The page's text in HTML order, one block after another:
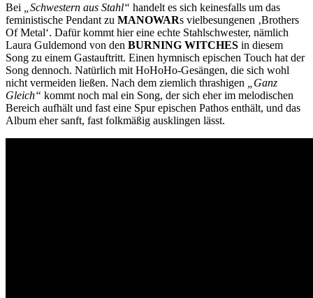
Bei „Schwestern aus Stahl“ handelt es sich keinesfalls um das
feministische Pendant zu MANOWARs vielbesungenen ‚Brothers
Of Metal‘. Dafür kommt hier eine echte Stahlschwester, nämlich
Laura Guldemond von den BURNING WITCHES in diesem
Song zu einem Gastauftritt. Einen hymnisch epischen Touch hat der
Song dennoch. Natürlich mit HoHoHo-Gesängen, die sich wohl
nicht vermeiden ließen. Nach dem ziemlich thrashigen
„Ganz
Gleich“ kommt noch mal ein Song, der sich eher im melodischen
Bereich aufhält und fast eine Spur epischen Pathos enthält, und das
Album eher sanft, fast folkmäßig ausklingen lässt.